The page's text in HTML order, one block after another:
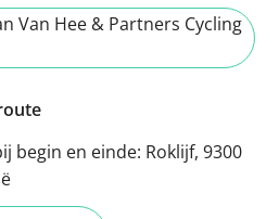
Van Hee & Partners Cycling
begin en einde: Roklijf, 9300